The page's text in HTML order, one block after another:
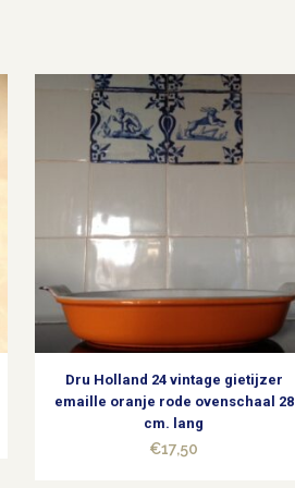
Dru Holland 24 vintage gietijzer
emaille oranje rode ovenschaal 28
cm. lang
€17,50